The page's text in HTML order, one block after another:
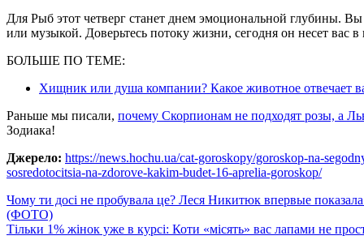
Для Рыб этот четверг станет днем эмоциональной глубины.
или музыкой. Доверьтесь потоку жизни, сегодня он несет вас
БОЛЬШЕ ПО ТЕМЕ:
Хищник или душа компании? Какое животное отвечает
Раньше мы писали, почему Скорпионам не подходят розы, а
Зодиака!
Джерело: https://news.hochu.ua/cat-goroskopy/goroskop-na-
sosredotocitsia-na-zdorove-kakim-budet-16-aprelia-goroskop/
Навигация
по
Чому ти досі не пробувала це? Леся Никитюк впервые
(ФОТО)
Тільки 1% жінок уже в курсі: Коти «місять» вас лапами не